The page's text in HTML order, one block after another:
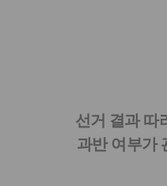
선거 결과 따
과반 여부가